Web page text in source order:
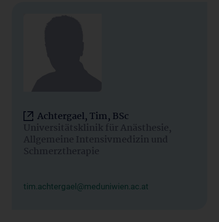
Achtergael, Tim, BSc
Universitätsklinik für Anästhesie,
Allgemeine Intensivmedizin und
Schmerztherapie
tim.achtergael@meduniwien.ac.at